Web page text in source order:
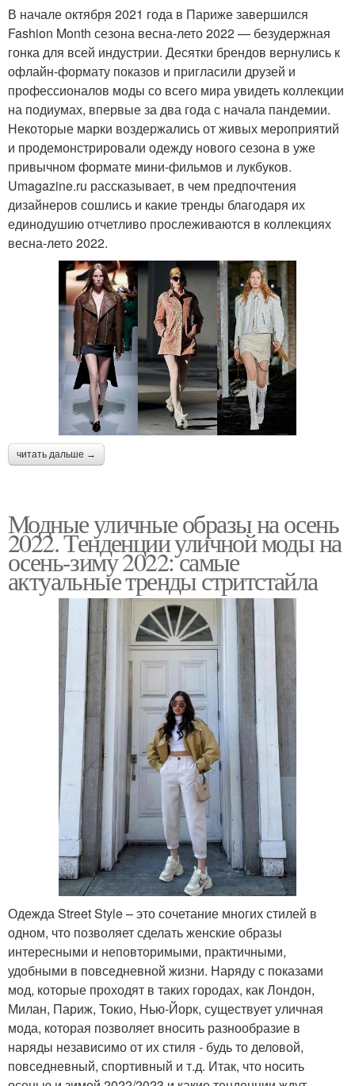
В начале октября 2021 года в Париже завершился
Fashion Month сезона весна-лето 2022 — безудержная
гонка для всей индустрии. Десятки брендов вернулись к
офлайн-формату показов и пригласили друзей и
профессионалов моды со всего мира увидеть коллекции
на подиумах, впервые за два года с начала пандемии.
Некоторые марки воздержались от живых мероприятий
и продемонстрировали одежду нового сезона в уже
привычном формате мини-фильмов и лукбуков.
Umagazine.ru рассказывает, в чем предпочтения
дизайнеров сошлись и какие тренды благодаря их
единодушию отчетливо прослеживаются в коллекциях
весна-лето 2022.
читать дальше →
Модные уличные образы на осень
2022. Тенденции уличной моды на
осень-зиму 2022: самые
актуальные тренды стритстайла
Одежда Street Style – это сочетание многих стилей в
одном, что позволяет сделать женские образы
интересными и неповторимыми, практичными,
удобными в повседневной жизни. Наряду с показами
мод, которые проходят в таких городах, как Лондон,
Милан, Париж, Токио, Нью-Йорк, существует уличная
мода, которая позволяет вносить разнообразие в
наряды независимо от их стиля - будь то деловой,
повседневный, спортивный и т.д. Итак, что носить